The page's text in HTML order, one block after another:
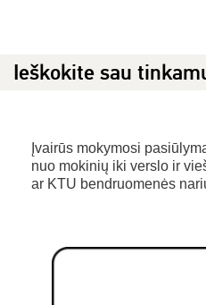
Ieškokite sau
Įvairūs mokymosi
nuo mokinių iki verslo ir
ar KTU bendruomenės